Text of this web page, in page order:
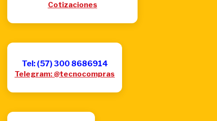
Cotizaciones
Tel: (57) 300 8686914
Telegram: @tecnocompras